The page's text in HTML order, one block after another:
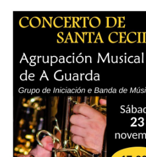
GUARDA
ESTE
PARA
PODER
DOAR
SANGUE